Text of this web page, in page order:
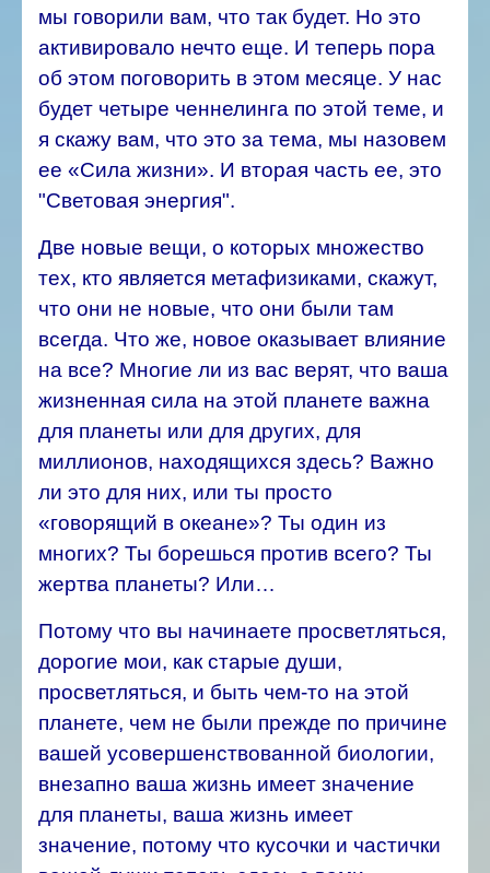
мы говорили вам, что так будет. Но это
активировало нечто еще. И теперь пора
об этом поговорить в этом месяце. У нас
будет четыре ченнелинга по этой теме, и
я скажу вам, что это за тема, мы назовем
ее «Сила жизни». И вторая часть ее, это
"Световая энергия".
Две новые вещи, о которых множество
тех, кто является метафизиками, скажут,
что они не новые, что они были там
всегда. Что же, новое оказывает влияние
на все? Многие ли из вас верят, что ваша
жизненная сила на этой планете важна
для планеты или для других, для
миллионов, находящихся здесь? Важно
ли это для них, или ты просто
«говорящий в океане»? Ты один из
многих? Ты борешься против всего? Ты
жертва планеты? Или…
Потому что вы начинаете просветляться,
дорогие мои, как старые души,
просветляться, и быть чем-то на этой
планете, чем не были прежде по причине
вашей усовершенствованной биологии,
внезапно ваша жизнь имеет значение
для планеты, ваша жизнь имеет
значение, потому что кусочки и частички